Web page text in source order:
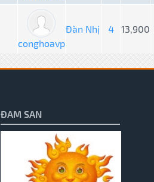
conghoavp
Đàn Nhị 4 13,900
ĐAM SAN